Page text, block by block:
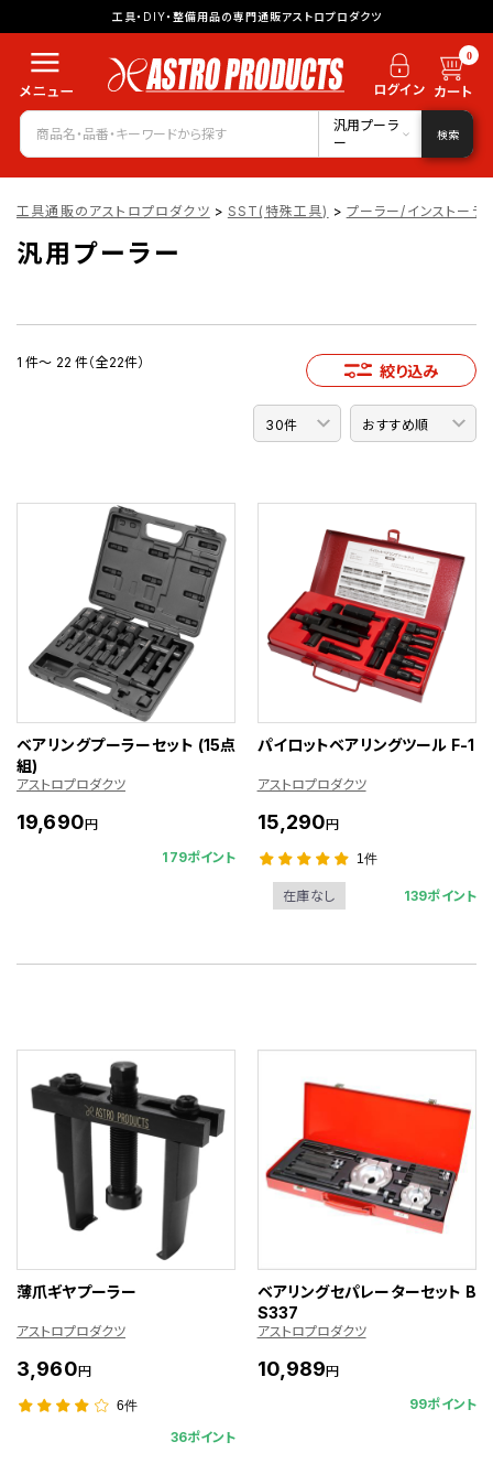
工具・DIY・整備用品の専門通販アストロプロダクツ
0
汎用プーラ
ー
検索
工具通販のアストロプロダクツ > SST(特殊工具) > プーラー/インストーラ
汎用プーラー
1 件～ 22 件（全22件） 絞り込み
ベアリングプーラーセット (15点
組)
アストロプロダクツ
19,690円
179ポイント
パイロットベアリングツール F-1
アストロプロダクツ
15,290円
1件
在庫なし 139ポイント
薄爪ギヤプーラー
アストロプロダクツ
3,960円
6件
36ポイント
ベアリングセパレーターセット B
S337
アストロプロダクツ
10,989円
99ポイント